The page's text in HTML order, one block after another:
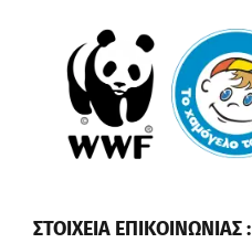
ΣΤΟΙΧΕΙΑ ΕΠΙΚΟΙΝΩΝΙΑΣ :